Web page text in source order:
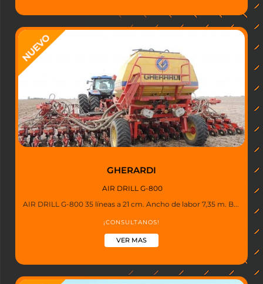
GHERARDI
AIR DRILL G-800
AIR DRILL G-800 35 líneas a 21 cm. Ancho de labor 7,35 m. B...
¡CONSULTANOS!
VER MAS